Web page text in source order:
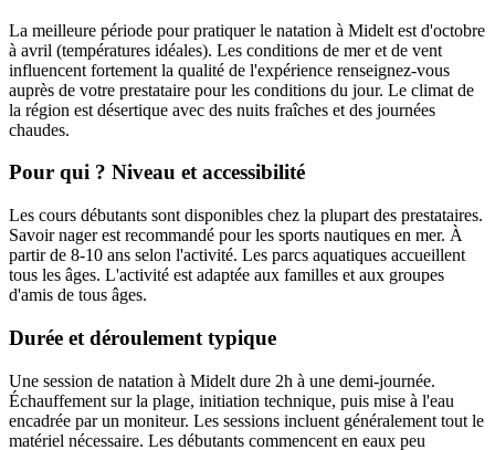
La meilleure période pour pratiquer le natation à Midelt est d'octobre
à avril (températures idéales). Les conditions de mer et de vent
influencent fortement la qualité de l'expérience renseignez-vous
auprès de votre prestataire pour les conditions du jour. Le climat de
la région est désertique avec des nuits fraîches et des journées
chaudes.
Pour qui ? Niveau et accessibilité
Les cours débutants sont disponibles chez la plupart des prestataires.
Savoir nager est recommandé pour les sports nautiques en mer. À
partir de 8-10 ans selon l'activité. Les parcs aquatiques accueillent
tous les âges. L'activité est adaptée aux familles et aux groupes
d'amis de tous âges.
Durée et déroulement typique
Une session de natation à Midelt dure 2h à une demi-journée.
Échauffement sur la plage, initiation technique, puis mise à l'eau
encadrée par un moniteur. Les sessions incluent généralement tout le
matériel nécessaire. Les débutants commencent en eaux peu